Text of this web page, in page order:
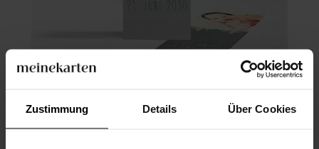
Zustimmung Details Über Cookies